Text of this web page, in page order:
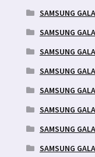
SAMSUNG
SAMSUNG
SAMSUNG
SAMSUNG
SAMSUNG
SAMSUNG
SAMSUNG
SAMSUNG